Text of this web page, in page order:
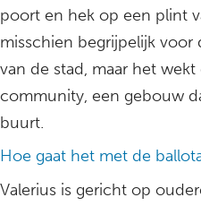
poort en hek op een plint
misschien begrijpelijk
van de stad, maar het
community, een gebouw
buurt.
Hoe gaat het met de
Valerius is gericht op